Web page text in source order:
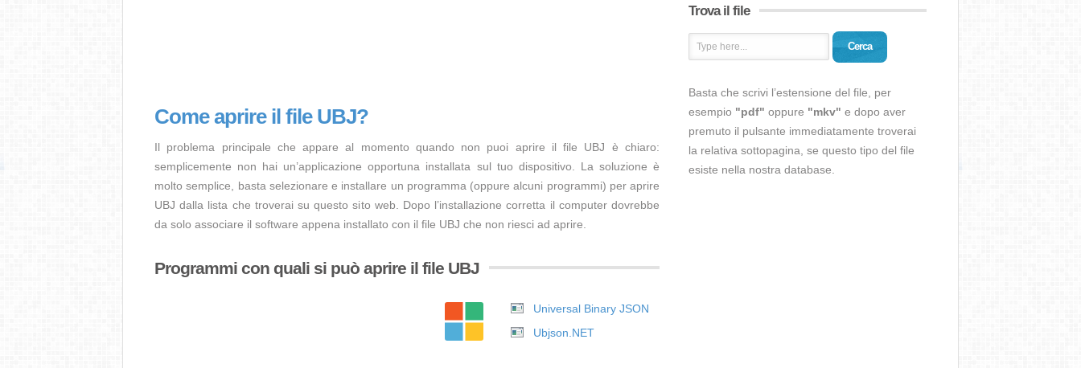
Come aprire il file UBJ?
Il problema principale che appare al momento quando non puoi aprire il file UBJ è chiaro:
semplicemente non hai un’applicazione opportuna installata sul tuo dispositivo. La soluzione è
molto semplice, basta selezionare e installare un programma (oppure alcuni programmi) per aprire
UBJ dalla lista che troverai su questo sito web. Dopo l’installazione corretta il computer dovrebbe
da solo associare il software appena installato con il file UBJ che non riesci ad aprire.
Programmi con quali si può aprire il file UBJ
Universal Binary JSON
Ubjson.NET
Trova il file
Cerca
Basta che scrivi l’estensione del file, per
esempio "pdf" oppure "mkv" e dopo aver
premuto il pulsante immediatamente troverai
la relativa sottopagina, se questo tipo del file
esiste nella nostra database.